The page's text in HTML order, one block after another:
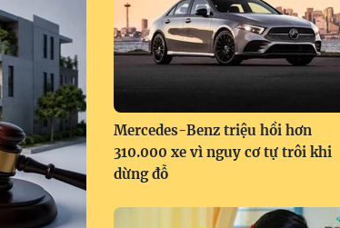
Mercedes-Benz triệu hồi hơn
310.000 xe vì nguy cơ tự trôi khi
dừng đỗ